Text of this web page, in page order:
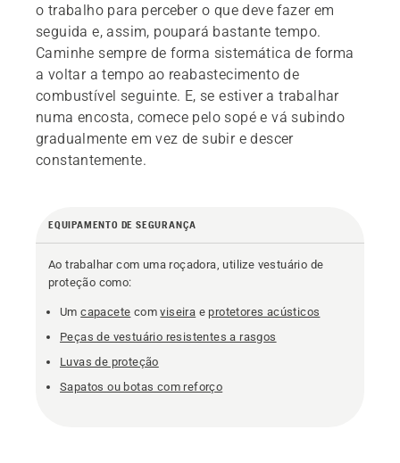
o trabalho para perceber o que deve fazer em
seguida e, assim, poupará bastante tempo.
Caminhe sempre de forma sistemática de forma
a voltar a tempo ao reabastecimento de
combustível seguinte. E, se estiver a trabalhar
numa encosta, comece pelo sopé e vá subindo
gradualmente em vez de subir e descer
constantemente.
EQUIPAMENTO DE SEGURANÇA
Ao trabalhar com uma roçadora, utilize vestuário de
proteção como:
Umcapacete comviseira e protetores acústicos
Peças de vestuário resistentes a rasgos
Luvas de proteção
Sapatos ou botas com reforço